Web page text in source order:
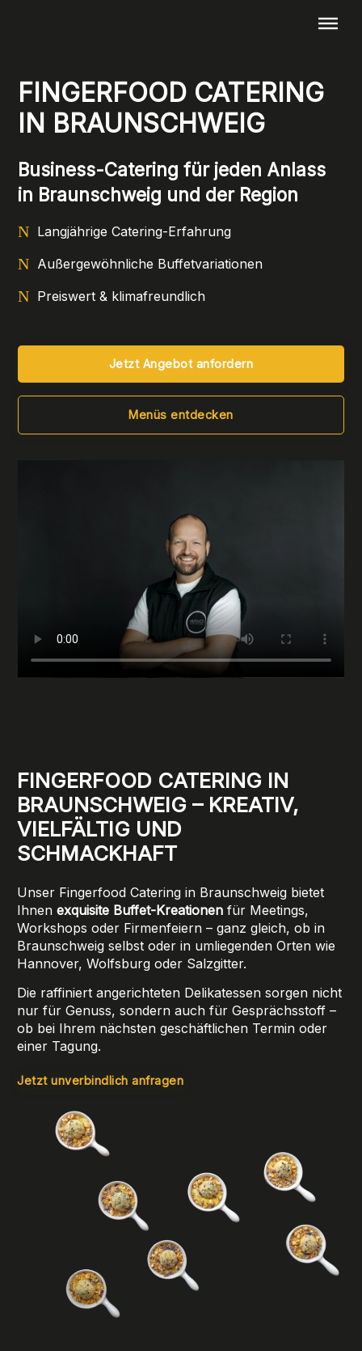
FINGERFOOD CATERING
IN BRAUNSCHWEIG
Business-Catering für jeden Anlass
in Braunschweig und der Region
Langjährige Catering-Erfahrung
Außergewöhnliche Buffetvariationen
Preiswert & klimafreundlich
Jetzt Angebot anfordern
Menüs entdecken
FINGERFOOD CATERING IN
BRAUNSCHWEIG – KREATIV,
VIELFÄLTIG UND
SCHMACKHAFT
Unser Fingerfood Catering in Braunschweig bietet
Ihnen exquisite Buffet-Kreationen für Meetings,
Workshops oder Firmenfeiern – ganz gleich, ob in
Braunschweig selbst oder in umliegenden Orten wie
Hannover, Wolfsburg oder Salzgitter.
Die raffiniert angerichteten Delikatessen sorgen nicht
nur für Genuss, sondern auch für Gesprächsstoff –
ob bei Ihrem nächsten geschäftlichen Termin oder
einer Tagung.
Jetzt unverbindlich anfragen